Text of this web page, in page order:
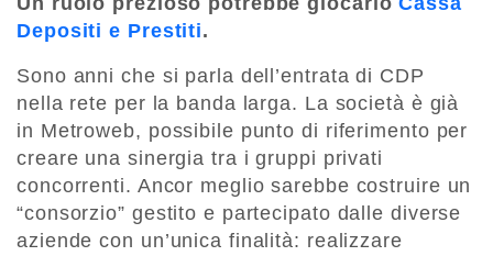
Depositi e Prestiti.
Sono anni che si parla dell’entrata di CDP
nella rete per la banda larga. La società è già
in Metroweb, possibile punto di riferimento per
creare una sinergia tra i gruppi privati
concorrenti. Ancor meglio sarebbe costruire un
“consorzio” gestito e partecipato dalle diverse
aziende con un’unica finalità: realizzare